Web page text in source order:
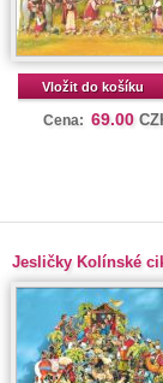
Vložit do košíku
Cena: 69.00
Jesličky Kolínské